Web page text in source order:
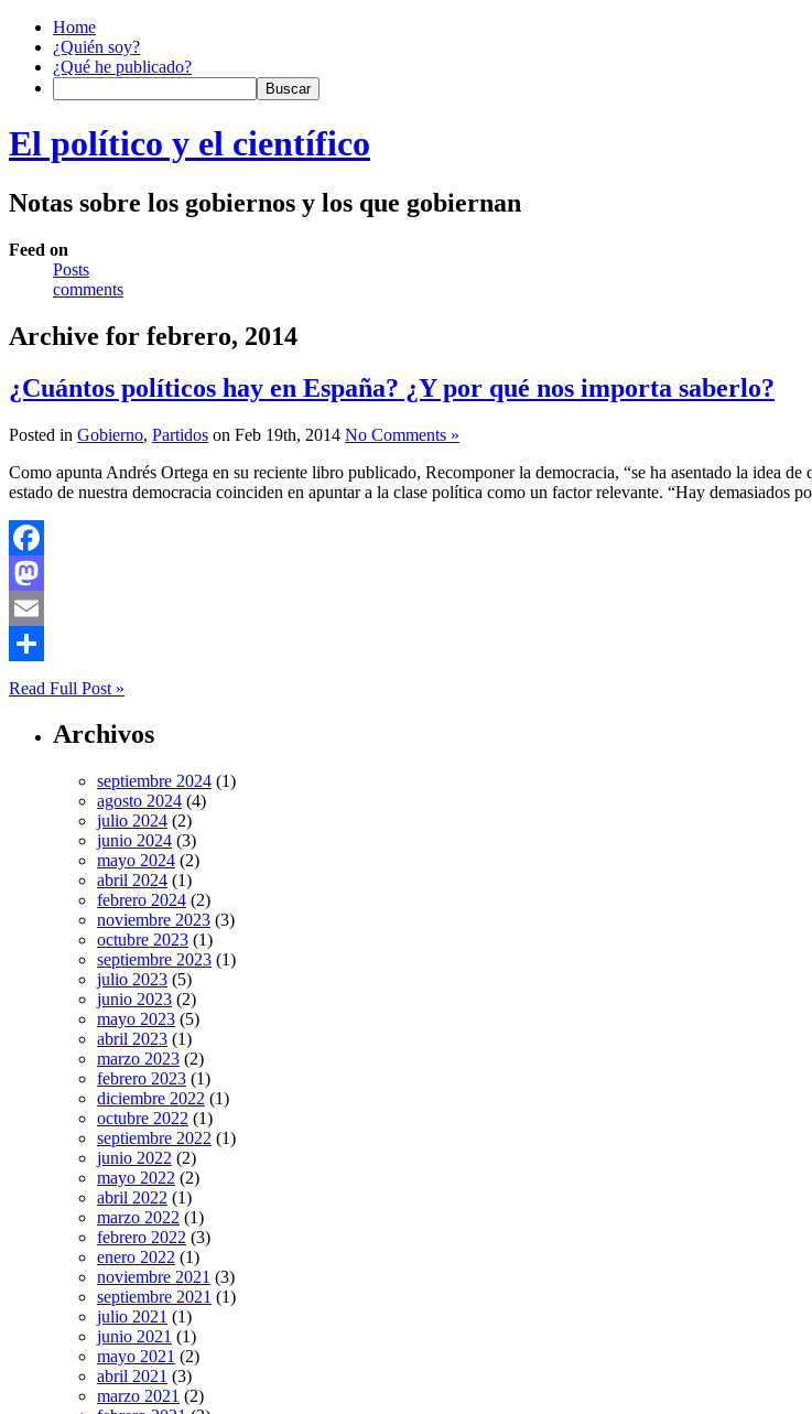
Home
¿Quién soy?
¿Qué he publicado?
El político y el científico
Notas sobre los gobiernos y los que gobiernan
Feed on
Posts
comments
Archive for febrero, 2014
¿Cuántos políticos hay en España? ¿Y por qué nos importa saberlo?
Posted in Gobierno, Partidos on Feb 19th, 2014 No Comments »
Como apunta Andrés Ortega en su reciente libro publicado, Recomponer la democracia, “se ha asentado la idea
estado de nuestra democracia coinciden en apuntar a la clase política como un factor relevante. “Hay demasiados
Facebook
Mastodon
Email
Compartir
Read Full Post »
Archivos
septiembre 2024 (1)
agosto 2024 (4)
julio 2024 (2)
junio 2024 (3)
mayo 2024 (2)
abril 2024 (1)
febrero 2024 (2)
noviembre 2023 (3)
octubre 2023 (1)
septiembre 2023 (1)
julio 2023 (5)
junio 2023 (2)
mayo 2023 (5)
abril 2023 (1)
marzo 2023 (2)
febrero 2023 (1)
diciembre 2022 (1)
octubre 2022 (1)
septiembre 2022 (1)
junio 2022 (2)
mayo 2022 (2)
abril 2022 (1)
marzo 2022 (1)
febrero 2022 (3)
enero 2022 (1)
noviembre 2021 (3)
septiembre 2021 (1)
julio 2021 (1)
junio 2021 (1)
mayo 2021 (2)
abril 2021 (3)
marzo 2021 (2)